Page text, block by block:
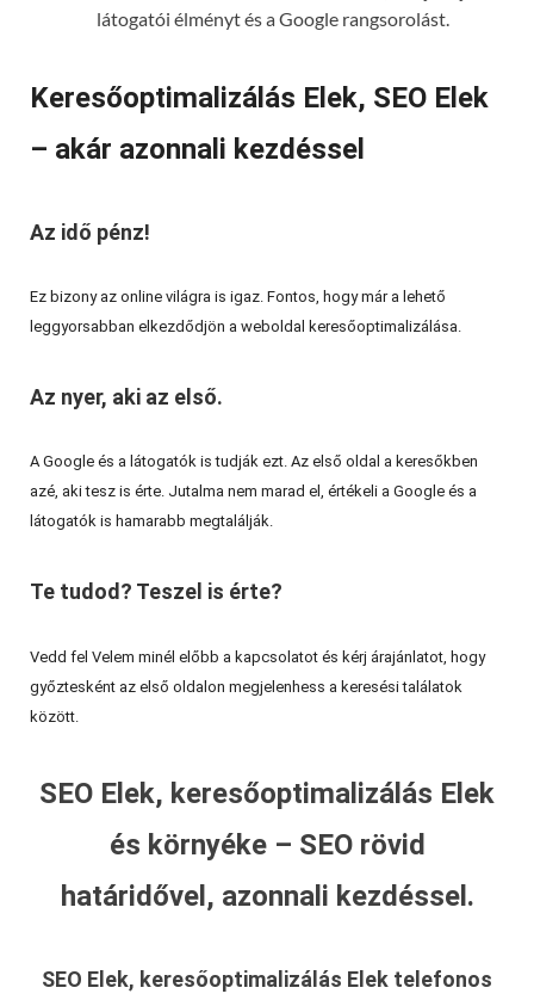
látogatói élményt és a Google rangsorolást.
Keresőoptimalizálás Elek, SEO Elek
– akár azonnali kezdéssel
Az idő pénz!
Ez bizony az online világra is igaz. Fontos, hogy már a lehető
leggyorsabban elkezdődjön a weboldal keresőoptimalizálása.
Az nyer, aki az első.
A Google és a látogatók is tudják ezt. Az első oldal a keresőkben
azé, aki tesz is érte. Jutalma nem marad el, értékeli a Google és a
látogatók is hamarabb megtalálják.
Te tudod? Teszel is érte?
Vedd fel Velem minél előbb a kapcsolatot és kérj árajánlatot, hogy
győztesként az első oldalon megjelenhess a keresési találatok
között.
SEO Elek, keresőoptimalizálás Elek
és környéke – SEO rövid
határidővel, azonnali kezdéssel.
SEO Elek, keresőoptimalizálás Elek telefonos